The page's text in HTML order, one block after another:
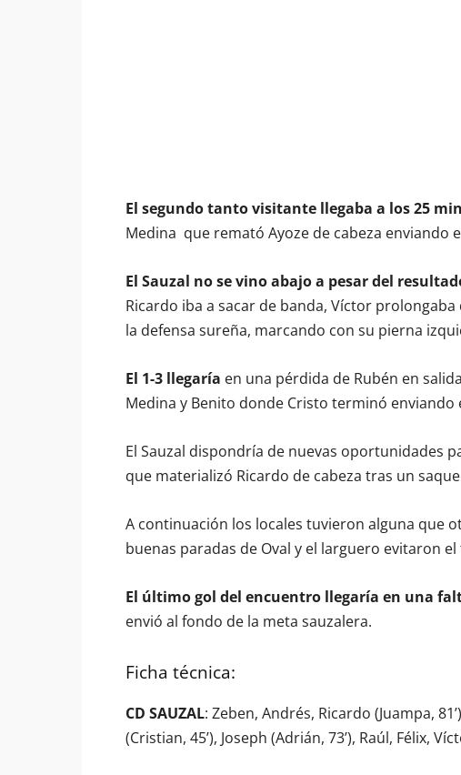
El segundo tanto visitante llegaba a los 25
Medina que remató Ayoze de cabeza enviando
El Sauzal no se vino abajo a pesar del
Ricardo iba a sacar de banda, Víctor
la defensa sureña, marcando con su pierna
El 1-3 llegaría en una pérdida de Rubén en
Medina y Benito donde Cristo terminó
El Sauzal dispondría de nuevas oportunidades
que materializó Ricardo de cabeza tras un
A continuación los locales tuvieron alguna que
buenas paradas de Oval y el larguero evitaron
El último gol del encuentro llegaría en una
envió al fondo de la meta sauzalera.
Ficha técnica:
CD SAUZAL: Zeben, Andrés, Ricardo (Juampa,
(Cristian, 45’), Joseph (Adrián, 73’), Raúl, Félix,